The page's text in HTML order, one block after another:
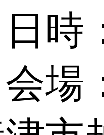
：
場